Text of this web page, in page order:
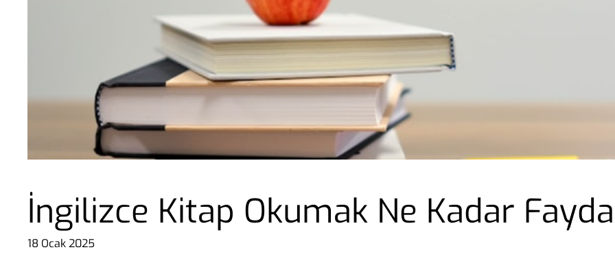
İngilizce Kitap Okumak Ne Kadar
18 Ocak 2025